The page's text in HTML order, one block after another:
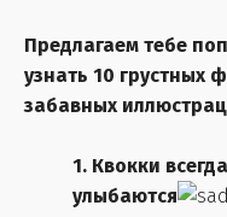
Предлагаем тебе
узнать 10 грустных
забавных
1. Квокки
улыбаются